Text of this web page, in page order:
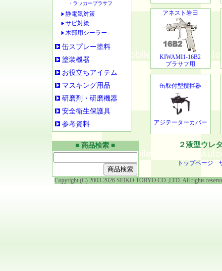
アネスト岩田
KIWAMI1-16B2
プラサフ用
缶取付型攪拌器
アジテーターカバー
２液型ウレ
トップページ
・ラッカープラサフ
静電気対策
サビ対策
木部用シーラー
缶スプレー塗料
塗装機器
お役立ちアイテム
マスキング用品
研磨剤・研磨機器
安全衛生保護具
参考資料
■ 商品検索 ■
Copyright (C) 2003-2026 SEIKO TORYO CO.,LTD. All rights